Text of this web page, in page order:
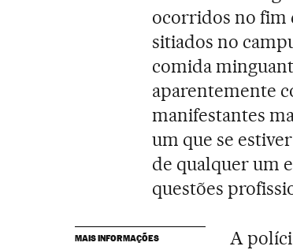
ocorridos no fim
sitiados no
comida
aparentemente
manifestantes
um que se
de qualquer um
questões
MAIS INFORMAÇÕES
A